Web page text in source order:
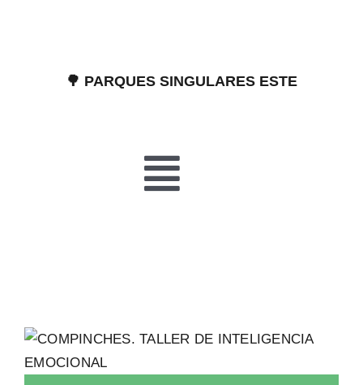
🌳 PARQUES SINGULARES ESTE
Toggle
GESTIÓN